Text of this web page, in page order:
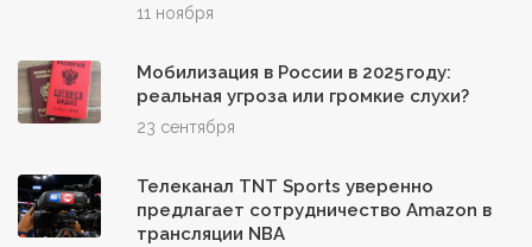
11 ноября
Мобилизация в России в 2025 году:
реальная угроза или громкие слухи?
23 сентября
Телеканал TNT Sports уверенно
предлагает сотрудничество Amazon в
трансляции NBA